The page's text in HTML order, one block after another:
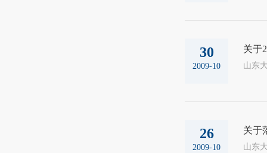
30
2009-10
关于
山东
26
2009-10
关于
山东